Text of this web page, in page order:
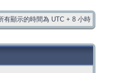
有顯示的時間為 UTC + 8 小時